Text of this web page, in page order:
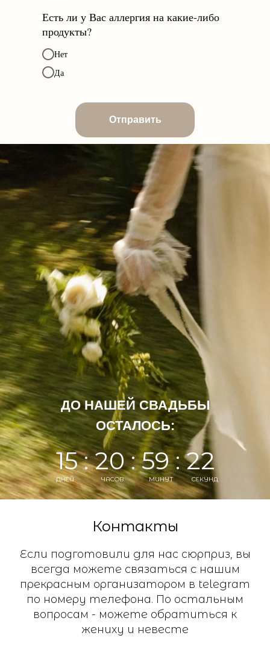
Есть ли у Вас аллергия на какие-либо
продукты?
Нет
Да
Отправить
МИНУТ
ЧАСОВ
ДНЕЙ СЕКУНД
15 : 20 : 59 : 22
ДО НАШЕЙ СВАДЬБЫ
ОСТАЛОСЬ:
Контакты
Если подготовили для нас сюрприз, вы
всегда можете связаться с нашим
прекрасным организатором в telegram
по номеру телефона. По остальным
вопросам - можете обратиться к
жениху и невесте